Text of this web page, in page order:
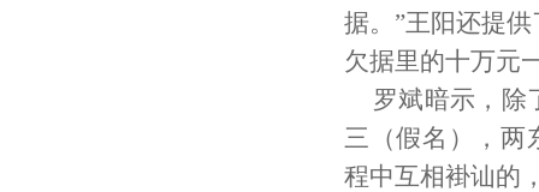
据。”王阳还提
欠据里的十万元
罗斌暗示，除
三（假名），两
程中互相褂讪的